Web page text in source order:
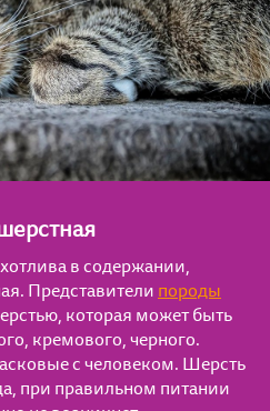
в содержании,
Представители породы
которая может быть
кремового, черного.
с человеком. Шерсть
при правильном питании